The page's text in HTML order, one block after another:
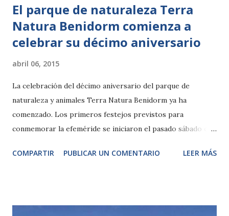
El parque de naturaleza Terra
Natura Benidorm comienza a
celebrar su décimo aniversario
abril 06, 2015
La celebración del décimo aniversario del parque de
naturaleza y animales Terra Natura Benidorm ya ha
comenzado. Los primeros festejos previstos para
conmemorar la efeméride se iniciaron el pasado sábado con
diez que fue elaborada con más de 200 kilos de frutas. Los
COMPARTIR PUBLICAR UN COMENTARIO LEER MÁS